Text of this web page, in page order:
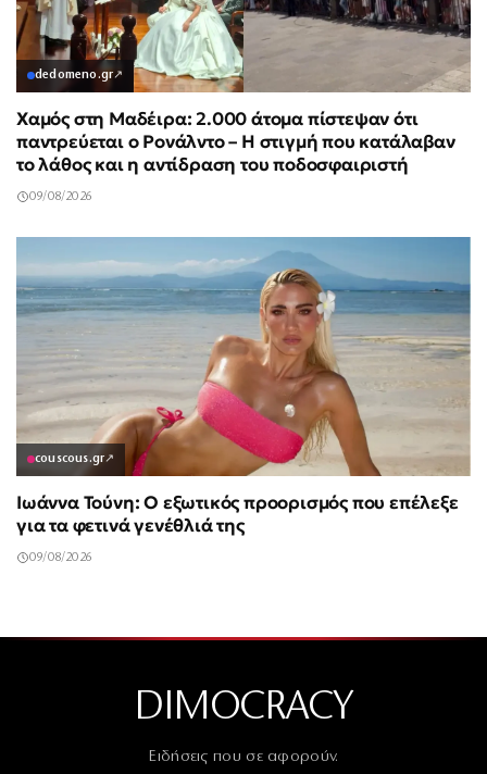
dedomeno.gr↗
Χαμός στη Μαδέιρα: 2.000 άτομα πίστεψαν ότι
παντρεύεται ο Ρονάλντο – Η στιγμή που κατάλαβαν
το λάθος και η αντίδραση του ποδοσφαιριστή
09/08/2026
couscous.gr↗
Ιωάννα Τούνη: Ο εξωτικός προορισμός που επέλεξε
για τα φετινά γενέθλιά της
09/08/2026
DIMOCRACY
Ειδήσεις που σε αφορούν.